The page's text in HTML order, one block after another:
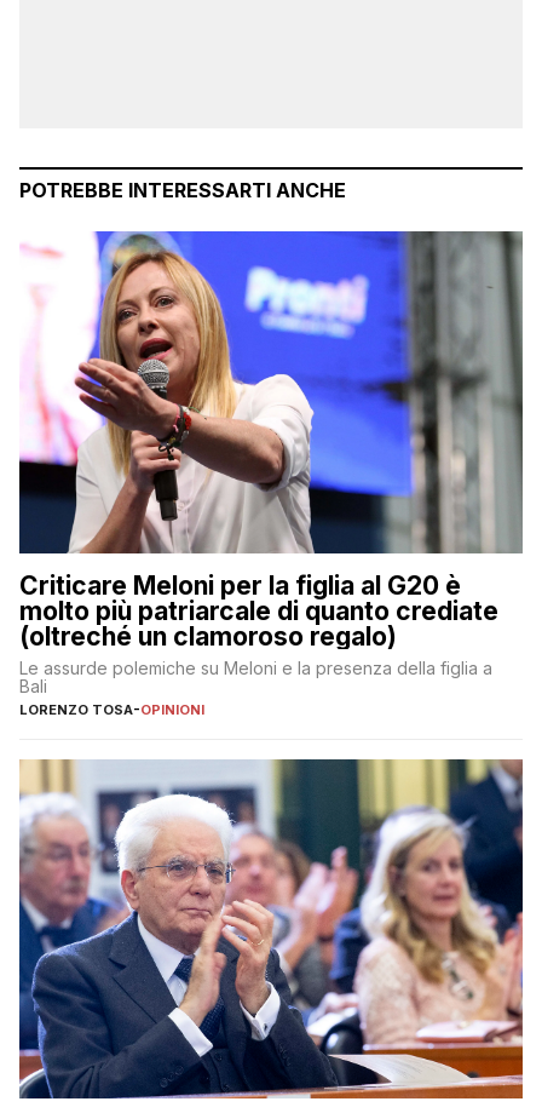
POTREBBE INTERESSARTI ANCHE
Criticare Meloni per la figlia al G20 è
molto più patriarcale di quanto crediate
(oltreché un clamoroso regalo)
Le assurde polemiche su Meloni e la presenza della figlia a
Bali
LORENZO TOSA-OPINIONI